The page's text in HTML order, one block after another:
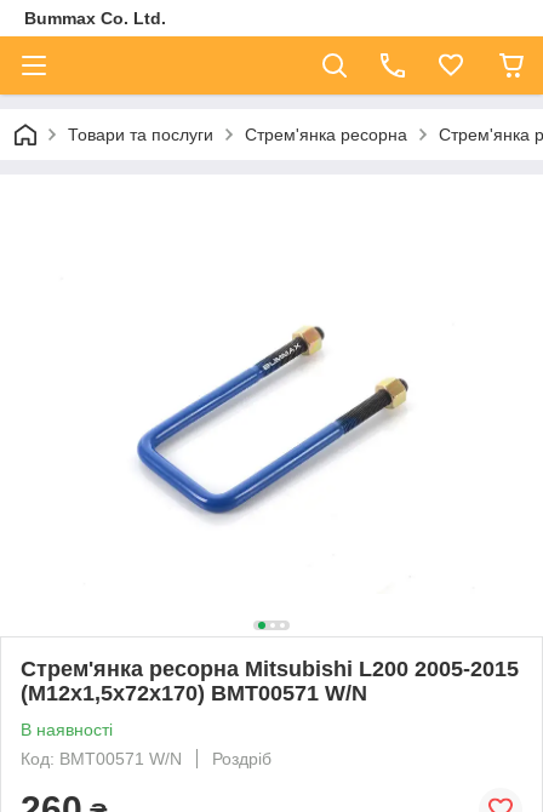
Bummax Co. Ltd.
Товари та послуги Стрем'янка ресорна Стрем'янка
Стрем'янка ресорна Mitsubishi L200 2005-2015
(М12x1,5x72х170) BMT00571 W/N
В наявності
Код: BMT00571 W/N
Роздріб